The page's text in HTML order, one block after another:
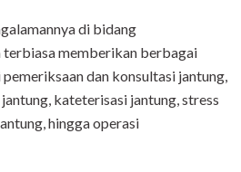
di bidang
terbiasa memberikan berbagai
dan konsultasi jantung,
kateterisasi jantung, stress
hingga operasi